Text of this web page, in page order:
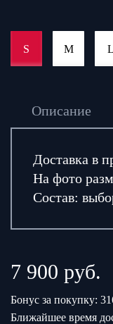
S M L
Описание
Доставка в
На фото
Состав:
7 900 руб.
Бонус за покупку:
Ближайшее время